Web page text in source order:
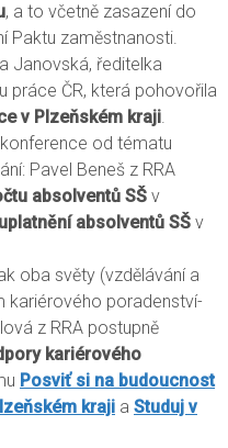
, a to včetně zasazení do
Paktu zaměstnanosti.
Janovská, ředitelka
práce ČR, která pohovořila
v Plzeňském kraji.
od tématu
Pavel Beneš z RRA
absolventů SŠ v
absolventů SŠ v
oba světy (vzdělávání a
kariérového poradenství-
z RRA postupně
kariérového
Posviť si na budoucnost
kraji a Studuj v